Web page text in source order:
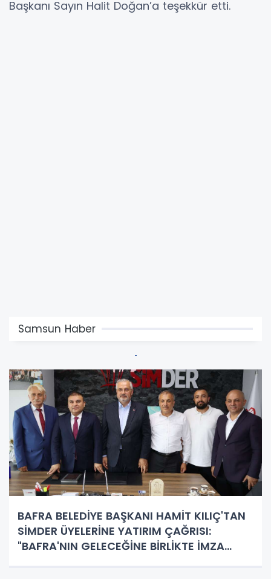
Başkanı Sayın Halit Doğan’a teşekkür etti.
Samsun Haber
BAFRA BELEDİYE BAŞKANI HAMİT KILIÇ'TAN
SİMDER ÜYELERİNE YATIRIM ÇAĞRISI:
"BAFRA'NIN GELECEĞİNE BİRLİKTE İMZA